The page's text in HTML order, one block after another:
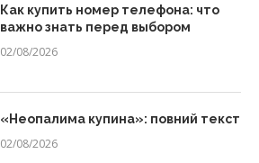
Как купить номер телефона: что
важно знать перед выбором
02/08/2026
«Неопалима купина»: повний текст
02/08/2026